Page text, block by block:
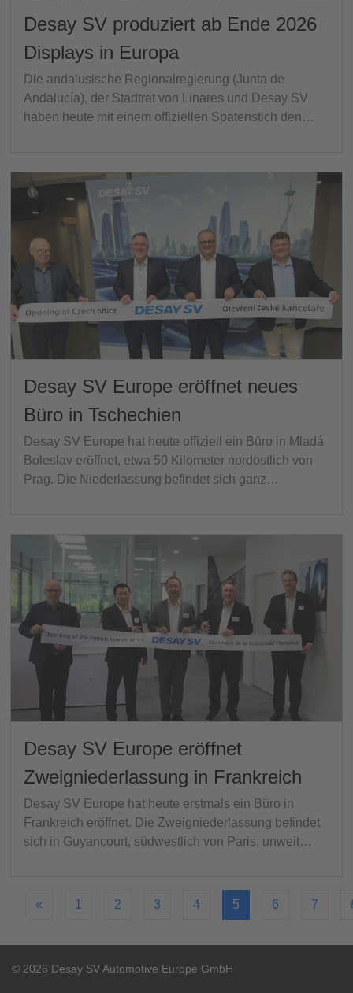
Desay SV produziert ab Ende 2026
Displays in Europa
Die andalusische Regionalregierung (Junta de
Andalucía), der Stadtrat von Linares und Desay SV
haben heute mit einem offiziellen Spatenstich den…
Desay SV Europe eröffnet neues
Büro in Tschechien
Desay SV Europe hat heute offiziell ein Büro in Mladá
Boleslav eröffnet, etwa 50 Kilometer nordöstlich von
Prag. Die Niederlassung befindet sich ganz…
Desay SV Europe eröffnet
Zweigniederlassung in Frankreich
Desay SV Europe hat heute erstmals ein Büro in
Frankreich eröffnet. Die Zweigniederlassung befindet
sich in Guyancourt, südwestlich von Paris, unweit…
« 1 2 3 4 5 6 7
© 2026 Desay SV Automotive Europe GmbH